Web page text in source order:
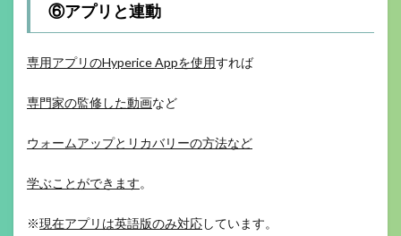
⑥アプリと連動
専用アプリのHyperice Appを使用すれば
専門家の監修した動画など
ウォームアップとリカバリーの方法など
学ぶことができます。
※現在アプリは英語版のみ対応しています。